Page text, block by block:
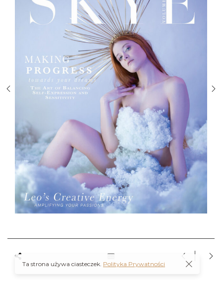
Ta strona używa ciasteczek. Polityka Prywatności